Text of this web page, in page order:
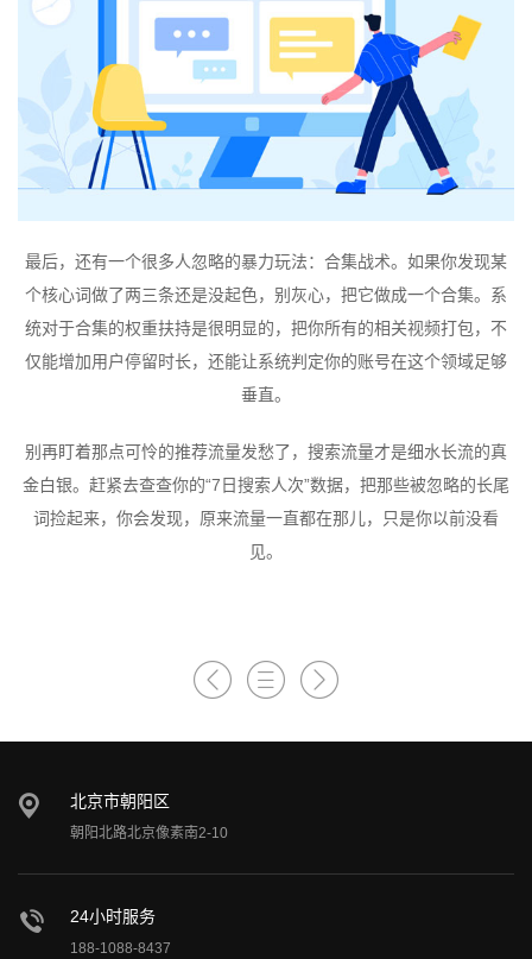
最后，还有一个很多人忽略的暴力玩法：合集战术。如果你发现某
个核心词做了两三条还是没起色，别灰心，把它做成一个合集。系
统对于合集的权重扶持是很明显的，把你所有的相关视频打包，不
仅能增加用户停留时长，还能让系统判定你的账号在这个领域足够
垂直。
别再盯着那点可怜的推荐流量发愁了，搜索流量才是细水长流的真
金白银。赶紧去查查你的“7日搜索人次”数据，把那些被忽略的长尾
词捡起来，你会发现，原来流量一直都在那儿，只是你以前没看
见。
北京市朝阳区
朝阳北路北京像素南2-10
24小时服务
188-1088-8437